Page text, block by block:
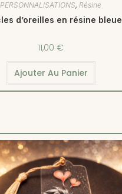
PERSONNALISATIONS, Résine
d’oreilles en résine bleue
11,00 €
Ajouter Au Panier